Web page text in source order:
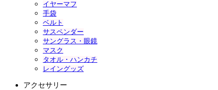
イヤーマフ
手袋
ベルト
サスペンダー
サングラス・眼鏡
マスク
タオル・ハンカチ
レイングッズ
アクセサリー